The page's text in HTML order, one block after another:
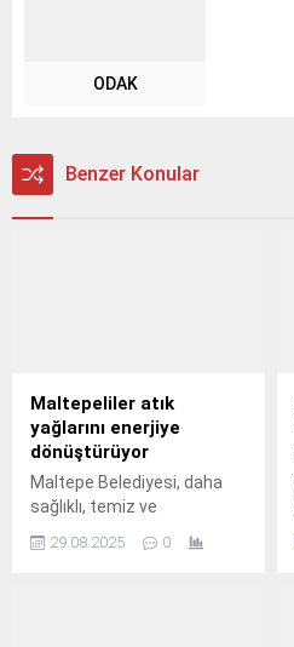
ODAK
Benzer Konular
Maltepeliler atık
yağlarını enerjiye
dönüştürüyor
Maltepe Belediyesi, daha
sağlıklı, temiz ve
doğrultusunda çevre
29.08.2025 0